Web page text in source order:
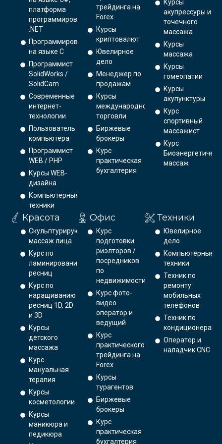
платформа
программирования
.NET
Программирование
на языке С
Программист
SolidWorks /
SolidCam
Современные
интернет-
технологии
Пользователь
компьютера
Программист
WEB / PHP
Курсы WEB-
дизайна
Компьютерные
техники
трейдинга на
Forex
Курсы
криптовалют
Ювелирное
дело
Менеджер по
продажам
Курсы
международной
торговли
Биржевые
брокеры
Курс
практическая
бухгалтерия
Курсы
акупрессуры и
точечного
массажа
Курсы
массажа
Курсы
гомеопатии
Курсы
акупунктуры
Курс
спортивный
массажист
Курс
массаж
Красота
Скульптурирующий
массаж лица
Курс по
ламинированию
ресниц
Курс по
наращиванию
ресниц 1D, 2D
и 3D
Курсы
детского
массажа
Курс
мануальная
терапия
Курсы
косметологии
Курсы
маникюра и
педикюра
Офис
Курс
подготовки
риэлторов /
посредников
по
недвижимости
Курс фото-
видео
оператор и
ведущий
Курс
практического
трейдинга на
Forex
Курсы
турагентов
Биржевые
брокеры
Курс
практическая
бухгалтерия
Техники
Ювелирное
дело
Компьютерные
техники
Техник по
ремонту
мобильных
телефонов
Техник по
кондиционерам
Оператор и
наладчик CNC